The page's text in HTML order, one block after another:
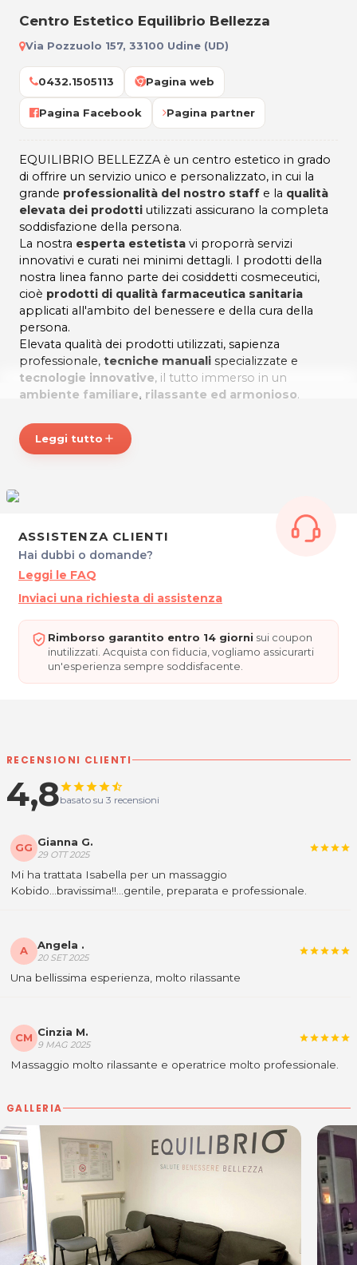
Centro Estetico Equilibrio Bellezza
Via Pozzuolo 157, 33100 Udine (UD)
0432.1505113 Pagina web
Pagina Facebook Pagina partner
EQUILIBRIO BELLEZZA è un centro estetico in grado
di offrire un servizio unico e personalizzato, in cui la
grande professionalità del nostro staff e la qualità
elevata dei prodotti utilizzati assicurano la completa
soddisfazione della persona.
La nostra esperta estetista vi proporrà servizi
innovativi e curati nei minimi dettagli. I prodotti della
nostra linea fanno parte dei cosiddetti cosmeceutici,
cioè prodotti di qualità farmaceutica sanitaria
applicati all'ambito del benessere e della cura della
persona.
Elevata qualità dei prodotti utilizzati, sapienza
professionale, tecniche manuali specializzate e
tecnologie innovative, il tutto immerso in un
ambiente familiare, rilassante ed armonioso.
EQUILIBRIO BELLEZZA, un nuovo significato di
bellezza!
ORARI
Lun 12.00-20.00
Mar 09.00-17.00
Mer 12.00-20.00
Ven 11.00-19.00
EQUILIBRIO BELLEZZA
Via Pozzuolo 157
Per ulteriori informazioni sull'offerta o sulle modalità di
acquisto scrivi a
posta@espevia.it
Leggi tutto add
ASSISTENZA CLIENTI
Hai dubbi o domande?
Leggi le FAQ
Inviaci una richiesta di assistenza
Rimborso garantito entro 14 giorni sui coupon
inutilizzati. Acquista con fiducia, vogliamo assicurarti
un'esperienza sempre soddisfacente.
RECENSIONI CLIENTI
4,8starstarstarstarstar_half
basato su 3 recensioni
GG Gianna G.
29 OTT 2025
starstarstarstar
Mi ha trattata Isabella per un massaggio
Kobido...bravissima!!...gentile, preparata e professionale.
A Angela .
20 SET 2025
starstarstarstarstar
Una bellissima esperienza, molto rilassante
CM Cinzia M.
9 MAG 2025
starstarstarstarstar
Massaggio molto rilassante e operatrice molto professionale.
GALLERIA